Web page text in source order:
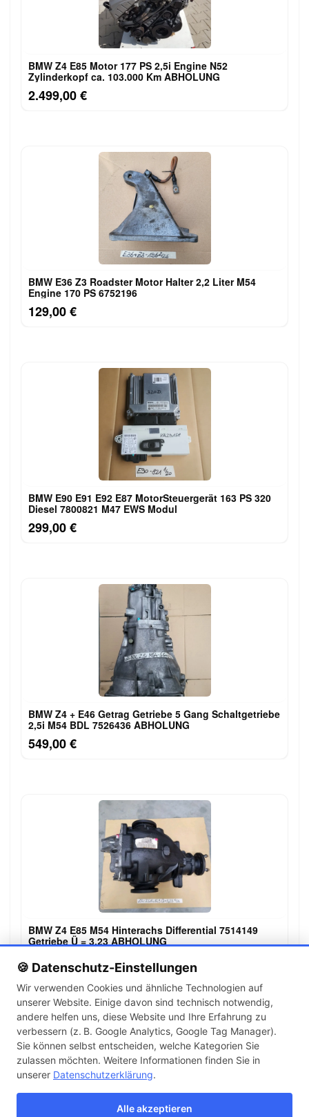
🍪 Datenschutz-Einstellungen
Wir verwenden Cookies und ähnliche Technologien auf
unserer Website. Einige davon sind technisch notwendig,
andere helfen uns, diese Website und Ihre Erfahrung zu
verbessern (z. B. Google Analytics, Google Tag Manager).
Sie können selbst entscheiden, welche Kategorien Sie
zulassen möchten. Weitere Informationen finden Sie in
unserer Datenschutzerklärung.
Alle akzeptieren
BMW Z4 E85 Motor 177 PS 2,5i Engine N52
Zylinderkopf ca. 103.000 Km ABHOLUNG
2.499,00 €
BMW E36 Z3 Roadster Motor Halter 2,2 Liter M54
Engine 170 PS 6752196
129,00 €
BMW E90 E91 E92 E87 MotorSteuergerät 163 PS 320
Diesel 7800821 M47 EWS Modul
299,00 €
BMW Z4 + E46 Getrag Getriebe 5 Gang Schaltgetriebe
2,5i M54 BDL 7526436 ABHOLUNG
549,00 €
BMW Z4 E85 M54 Hinterachs Differential 7514149
Getriebe Ü = 3,23 ABHOLUNG
649,00 €
← 1 2 3 →
Artikel pro Seite